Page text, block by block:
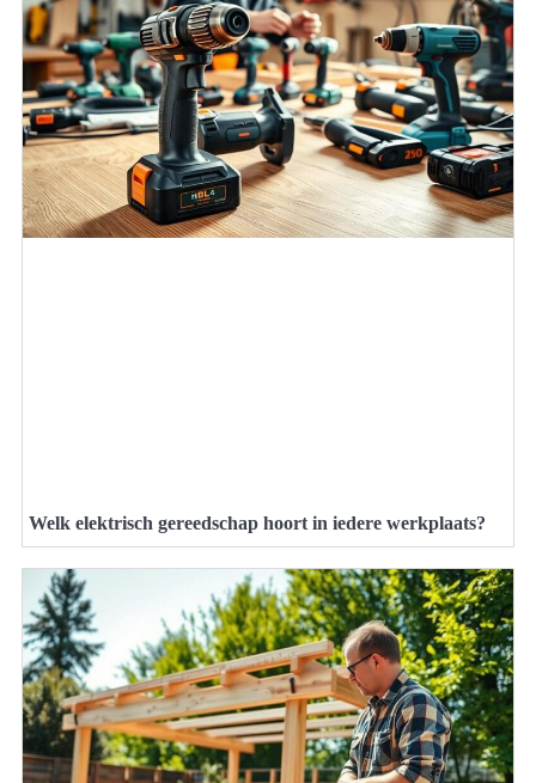
Welk elektrisch gereedschap hoort in iedere werkplaats?